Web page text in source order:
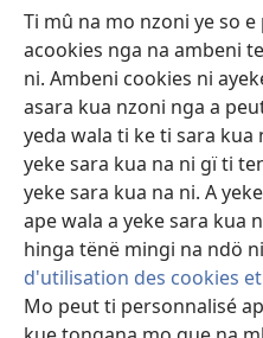
Ti mû na mo nzoni ye so
acookies nga na ambeni
ni. Ambeni cookies ni
asara kua nzoni nga a
yeda wala ti ke ti sara kua
yeke sara kua na ni gï ti
yeke sara kua na ni. A
ape wala a yeke sara kua
hinga tënë mingi na ndö
d'utilisation des cookies
Mo peut ti personnalisé
Gi
A-offrande
(zi
mbeni
fini
page)
BIBLIOTHÈQUE NA NDÖ TI
(zi
mbeni
fini
page)
JW Hub ®
(zi
mbeni
fini
page)
Copyright© 2026 Watch Tower